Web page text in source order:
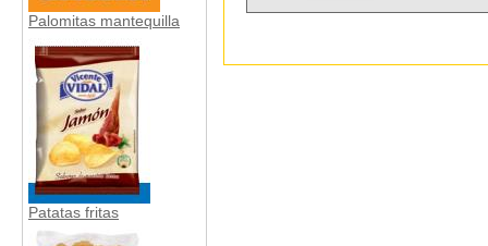
Palomitas mantequilla
Patatas fritas